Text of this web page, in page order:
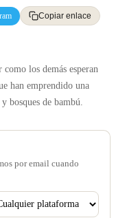
Copiar enlace
los demás esperan
han emprendido una
bosques de bambú.
por email cuando